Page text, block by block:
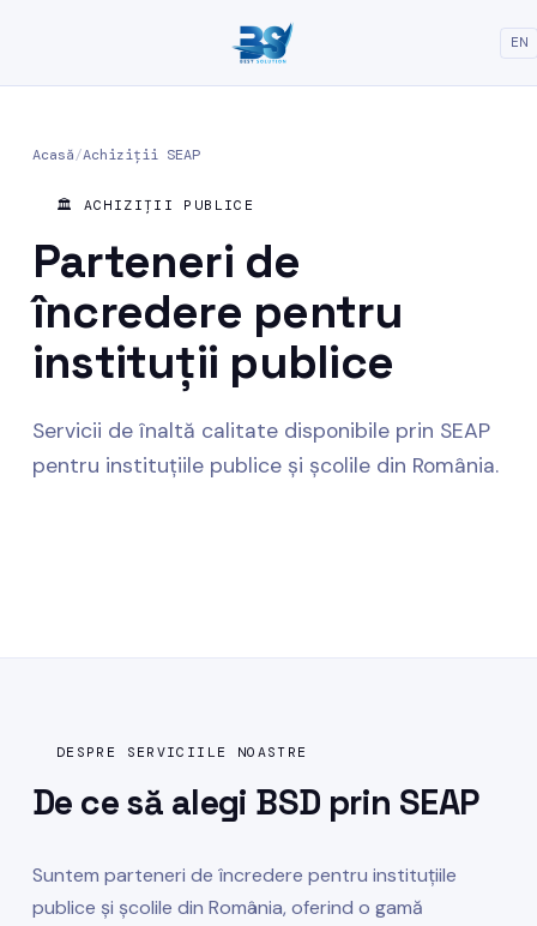
EN
Acasă/Achiziții SEAP
🏛️ ACHIZIȚII PUBLICE
Parteneri de
încredere pentru
instituții publice
Servicii de înaltă calitate disponibile prin SEAP
pentru instituțiile publice și școlile din România.
DESPRE SERVICIILE NOASTRE
De ce să alegi BSD prin SEAP
Suntem parteneri de încredere pentru instituțiile
publice și școlile din România, oferind o gamă